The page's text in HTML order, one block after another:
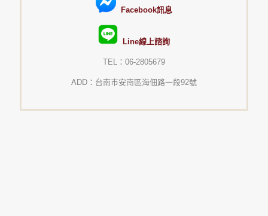
Facebook訊息
Line線上諮詢
TEL：06-2805679
ADD：台南市安南區海佃路一段92號